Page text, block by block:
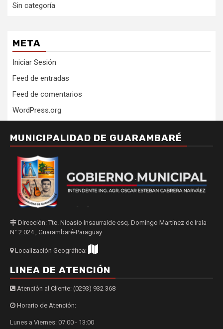
Sin categoría
META
Iniciar Sesión
Feed de entradas
Feed de comentarios
WordPress.org
MUNICIPALIDAD DE GUARAMBARÉ
Dirección: Tte. Nicasio Insaurralde esq. Domingo Martínez de Irala
N° 2.024 , Guarambaré-Paraguay
Localización Geográfica:
LINEA DE ATENCIÓN
Atención al Cliente: (0293) 932 368
Horario de Atención:
Lunes a Viernes: 07:00 - 13:00